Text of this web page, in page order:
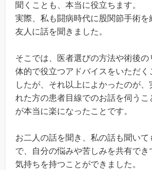
聞くことも、本当に役立ちます。
実際、私も闘病時代に股関節手術を
友人に話を聞きました。
そこでは、医者選びの方法や術後の
体的で役立つアドバイスをいただく
したが、それ以上によかったのが、
れた方の患者目線でのお話を伺うこ
が本当に楽になったことです。
お二人の話を聞き、私の話も聞いて
で、自分の悩みや苦しみを共有でき
気持ちを持つことができました。